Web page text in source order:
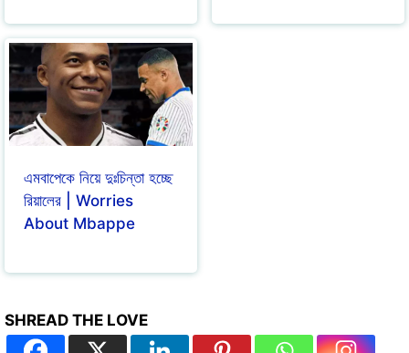
এমবাপেকে নিয়ে দুঃচিন্তা হচ্ছে
রিয়ালের | Worries
About Mbappe
SHREAD THE LOVE